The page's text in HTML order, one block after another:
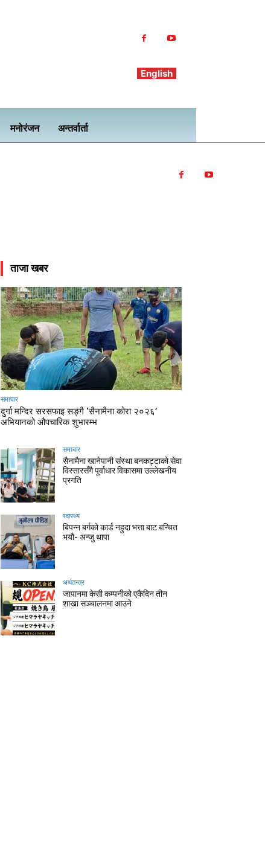
English
मनोरंजन अन्तर्वार्ता
ताजा खबर
समाचार
दुर्गा मन्दिर सरसफाइ सङ्गै ‘सैनामैना कोरा २०२६’
अभियानको औपचारिक शुभारम्भ
समाचार
सैनामैना खानेपानी संस्था बनकट्टाको सेवा
विस्तारसँगै पूर्वाधार विकासमा उल्लेखनीय
प्रगति
स्वास्थ्य
बिपन्न बर्गको कार्ड नहुदा भत्ता बाट बन्चित
भयौ- अन्जु थापा
अर्थतन्त्र
जापानमा केसी कम्पनीको एकैदिन तीन
शाखा सञ्चालनमा आउने